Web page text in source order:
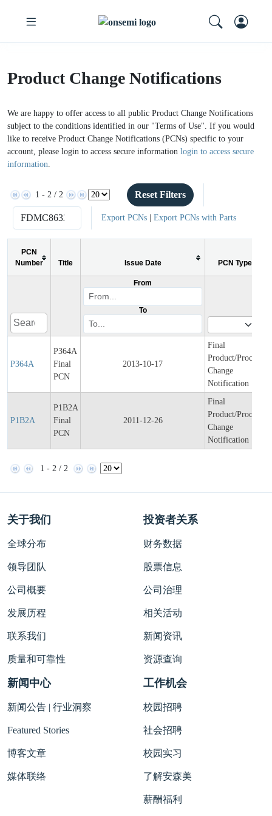
Product Change Notifications
We are happy to offer access to all public Product Change Notifications
subject to the conditions identified in our "Terms of Use". If you would
like to receive Product Change Notifications (PCNs) specific to your
account, please login to access secure information login to access secure
information
1 - 2 / 2 Reset Filters
Export PCNs| Export PCNs with Parts
PCN
Number
Title Issue Date PCN Type
From
To
P364A
P364A
Final
PCN
2013-10-17
Final
Product/Process
Change
Notification
P1B2A
P1B2A
Final
PCN
2011-12-26
Final
Product/Process
Change
Notification
1 - 2 / 2
关于我们
全球分布
领导团队
公司概要
发展历程
联系我们
质量和可靠性
投资者关系
财务数据
股票信息
公司治理
相关活动
新闻资讯
资源查询
新闻中心
新闻公告 | 行业洞察
Featured Stories
博客文章
媒体联络
工作机会
校园招聘
社会招聘
校园实习
了解安森美
薪酬福利